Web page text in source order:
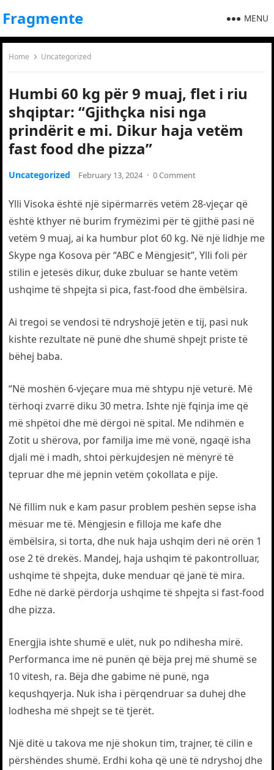
Fragmente MENU
Home Uncategorized
Humbi 60 kg për 9 muaj, flet i riu
shqiptar: “Gjithçka nisi nga
prindërit e mi. Dikur haja vetëm
fast food dhe pizza”
Uncategorized February 13, 2024 · 0 Comment
Ylli Visoka është një sipërmarrës vetëm 28-vjeçar që
është kthyer në burim frymëzimi për të gjithë pasi në
vetëm 9 muaj, ai ka humbur plot 60 kg. Në një lidhje me
Skype nga Kosova për “ABC e Mëngjesit”, Ylli foli për
stilin e jetesës dikur, duke zbuluar se hante vetëm
ushqime të shpejta si pica, fast-food dhe ëmbëlsira.
Ai tregoi se vendosi të ndryshojë jetën e tij, pasi nuk
kishte rezultate në punë dhe shumë shpejt priste të
bëhej baba.
“Në moshën 6-vjeçare mua më shtypu një veturë. Më
tërhoqi zvarrë diku 30 metra. Ishte një fqinja ime që
më shpëtoi dhe më dërgoi në spital. Me ndihmën e
Zotit u shërova, por familja ime më vonë, ngaqë isha
djali më i madh, shtoi përkujdesjen në mënyrë të
tepruar dhe më jepnin vetëm çokollata e pije.
Në fillim nuk e kam pasur problem peshën sepse isha
mësuar me të. Mëngjesin e filloja me kafe dhe
ëmbëlsira, si torta, dhe nuk haja ushqim deri në orën 1
ose 2 të drekës. Mandej, haja ushqim të pakontrolluar,
ushqime të shpejta, duke menduar që janë të mira.
Edhe në darkë përdorja ushqime të shpejta si fast-food
dhe pizza.
Energjia ishte shumë e ulët, nuk po ndihesha mirë.
Performanca ime në punën që bëja prej më shumë se
10 vitesh, ra. Bëja dhe gabime në punë, nga
kequshqyerja. Nuk isha i përqendruar sa duhej dhe
lodhesha më shpejt se të tjerët.
Një ditë u takova me një shokun tim, trajner, të cilin e
përshëndes shumë. Erdhi koha që unë të ndryshoj dhe